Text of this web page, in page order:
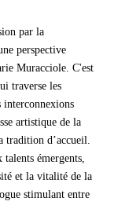
par la
perspective
Muracciole. C'est
traverse les
interconnexions
artistique de la
tradition d’accueil.
émergents,
et la vitalité de la
stimulant entre